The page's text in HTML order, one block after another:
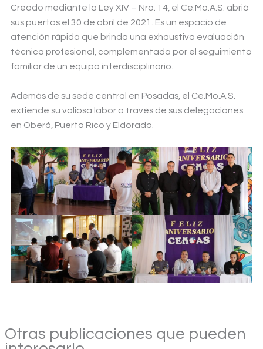
Creado mediante la Ley XIV – Nro. 14, el Ce.Mo.A.S. abrió
sus puertas el 30 de abril de 2021. Es un espacio de
atención rápida que brinda una exhaustiva evaluación
técnica profesional, complementada por el seguimiento
familiar de un equipo interdisciplinario.
Además de su sede central en Posadas, el Ce.Mo.A.S.
extiende su valiosa labor a través de sus delegaciones
en Oberá, Puerto Rico y Eldorado.
Otras publicaciones que pueden